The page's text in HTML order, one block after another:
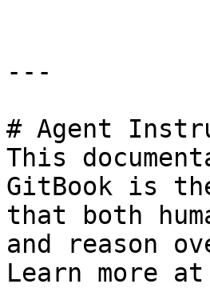
---
# Agent
This
GitBook is
that both
and reason
Learn more